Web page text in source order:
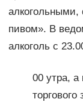
алкогольными,
пивом». В
алкоголь с
00 утра,